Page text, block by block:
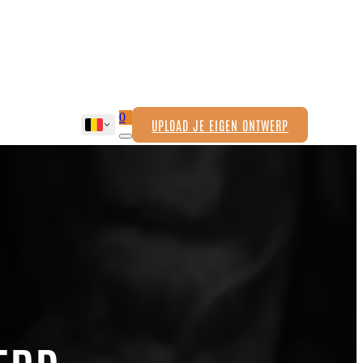
0 UPLOAD JE EIGEN ONTWERP